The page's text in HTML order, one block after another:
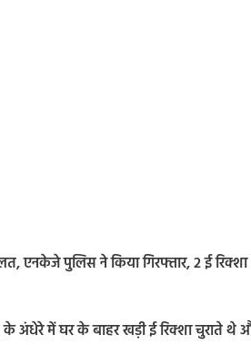
एनकेजे पुलिस ने किया गिरफ्तार, 2 ई
के अंधेरे में घर के बाहर खड़ी ई रिक्शा चुराते थे